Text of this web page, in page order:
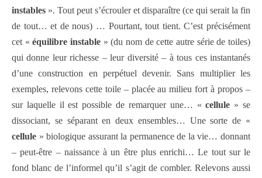
instables ». Tout peut s’écrouler et disparaître (ce qui serait la fin
de tout… et de nous) … Pourtant, tout tient. C’est précisément
cet «équilibre instable » (du nom de cette autre série de toiles)
qui donne leur richesse – leur diversité – à tous ces instantanés
d’une construction en perpétuel devenir. Sans multiplier les
exemples, relevons cette toile – placée au milieu fort à propos –
sur laquelle il est possible de remarquer une… «cellule » se
dissociant, se séparant en deux ensembles… Une sorte de «
cellule » biologique assurant la permanence de la vie… donnant
– peut-être – naissance à un être plus enrichi… Le tout sur le
fond blanc de l’informel qu’il s’agit de combler. Relevons aussi